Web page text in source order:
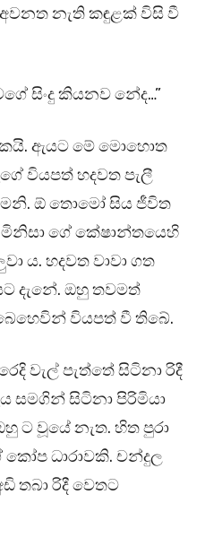
නැති කඳුළක් විසි වී
සිංදු කියනව නේද…”
ඇයට මේ මොහොත
වියපත් හදවත පැලී
ඕ තොමෝ සිය ජීවිත
ගේ කේෂාන්තයෙහි
ය. හදවත වාවා ගත
දැනේ. ඔහු තවමත්
වියපත් වී තිබේ.
වැල් පැත්තේ සිටිනා රිදී
සමගින් සිටිනා පිරිමියා
ට වූයේ නැත. හිත පුරා
කෝප ධාරාවකි. චන්දුල
තබා රිදී වෙතට